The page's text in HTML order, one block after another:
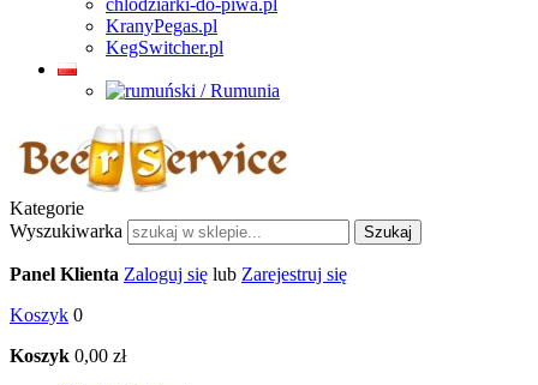
chlodziarki-do-piwa.pl
KranyPegas.pl
KegSwitcher.pl
Kategorie
Wyszukiwarka
Szukaj
Panel Klienta Zaloguj się lub Zarejestruj się
Koszyk 0
Koszyk 0,00 zł